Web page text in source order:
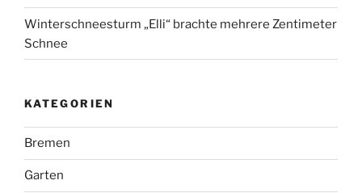
Winterschneesturm „Elli“ brachte mehrere Zentimeter
Schnee
KATEGORIEN
Bremen
Garten